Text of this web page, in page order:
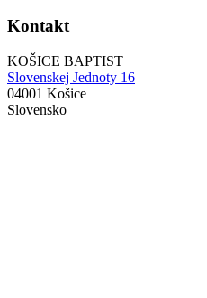
Kontakt
KOŠICE BAPTIST
Slovenskej Jednoty 16
04001 Košice
Slovensko